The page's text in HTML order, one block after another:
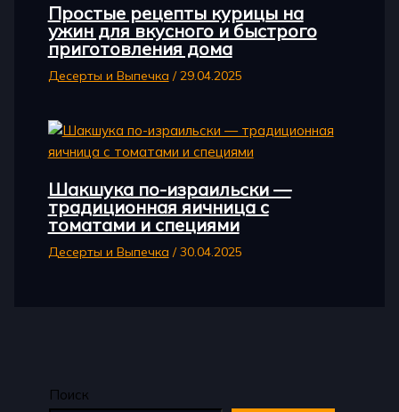
Простые рецепты курицы на
ужин для вкусного и быстрого
приготовления дома
Десерты и Выпечка /29.04.2025
Шакшука по-израильски —
традиционная яичница с
томатами и специями
Десерты и Выпечка /30.04.2025
Поиск